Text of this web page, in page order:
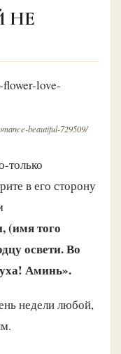
НЕ
beautiful-729509/
только
в его сторону
(имя того
освети. Во
Аминь».
недели любой,